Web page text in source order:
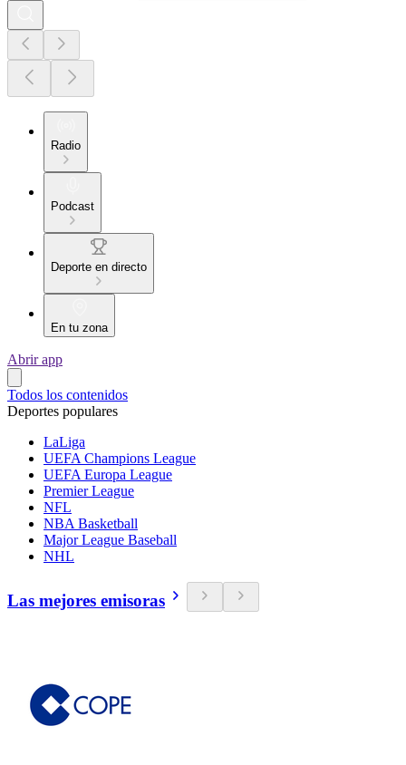
Radio
Podcast
Deporte en directo
En tu zona
Abrir app
Todos los contenidos
Deportes populares
LaLiga
UEFA Champions League
UEFA Europa League
Premier League
NFL
NBA Basketball
Major League Baseball
NHL
Las mejores emisoras